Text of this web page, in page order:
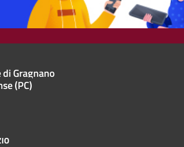
Gragnano
(PC)